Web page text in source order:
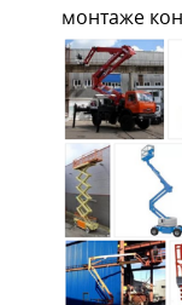
монтаже